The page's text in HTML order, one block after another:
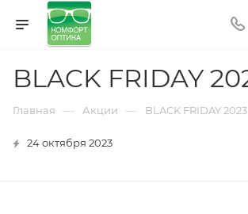
BLACK FRIDAY
Главная — Акции — BLACK FRIDAY 2023
24 октября 2023